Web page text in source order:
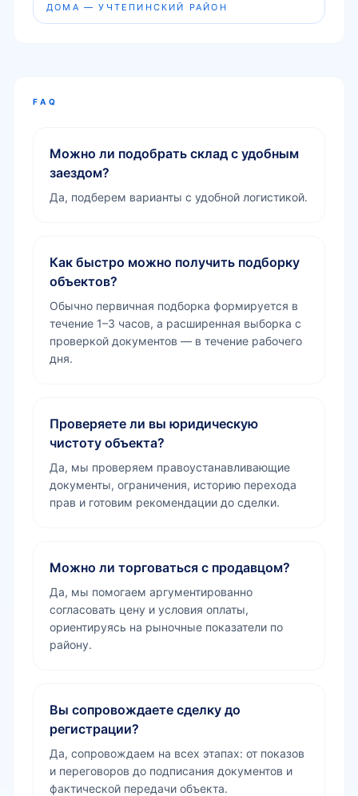
ДОМА — УЧТЕПИНСКИЙ РАЙОН
FAQ
Можно ли подобрать склад с удобным
заездом?
Да, подберем варианты с удобной логистикой.
Как быстро можно получить подборку
объектов?
Обычно первичная подборка формируется в
течение 1–3 часов, а расширенная выборка с
проверкой документов — в течение рабочего
дня.
Проверяете ли вы юридическую
чистоту объекта?
Да, мы проверяем правоустанавливающие
документы, ограничения, историю перехода
прав и готовим рекомендации до сделки.
Можно ли торговаться с продавцом?
Да, мы помогаем аргументированно
согласовать цену и условия оплаты,
ориентируясь на рыночные показатели по
району.
Вы сопровождаете сделку до
регистрации?
Да, сопровождаем на всех этапах: от показов
и переговоров до подписания документов и
фактической передачи объекта.